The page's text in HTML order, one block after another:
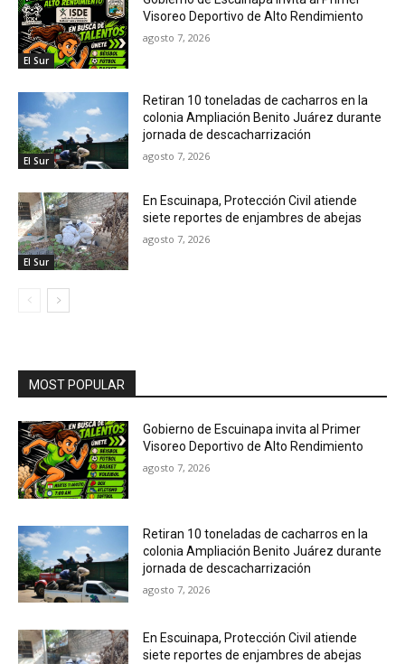
El Sur
Visoreo Deportivo de Alto Rendimiento
agosto 7, 2026
El Sur
Retiran 10 toneladas de cacharros en la
colonia Ampliación Benito Juárez durante
jornada de descacharrización
agosto 7, 2026
El Sur
En Escuinapa, Protección Civil atiende
siete reportes de enjambres de abejas
agosto 7, 2026
MOST POPULAR
Gobierno de Escuinapa invita al Primer
Visoreo Deportivo de Alto Rendimiento
agosto 7, 2026
Retiran 10 toneladas de cacharros en la
colonia Ampliación Benito Juárez durante
jornada de descacharrización
agosto 7, 2026
En Escuinapa, Protección Civil atiende
siete reportes de enjambres de abejas